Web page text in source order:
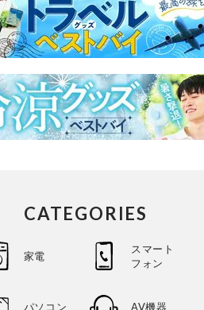
CATEGORIES
家電
スマート
フォン
パソコン AV機器